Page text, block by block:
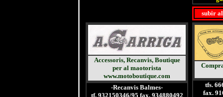
subir
Accessoris, Recanvis, Boutique
per al maotorista
www.motoboutique.com
-Recanvis Balmes-
tf. 932150346/95 fax. 934880492
tfs.
fax.